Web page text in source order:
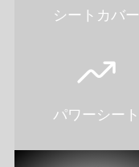
シートカバー
パワーシート